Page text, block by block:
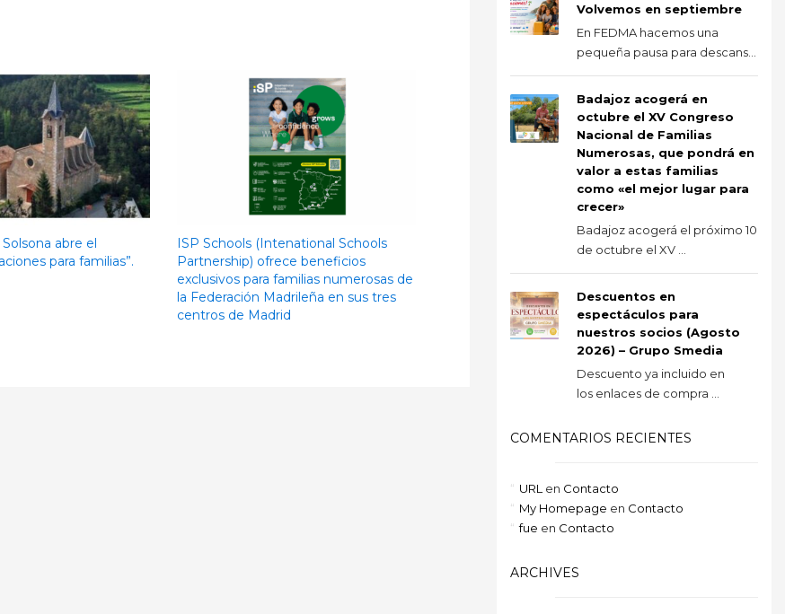
abre el
para familias”.
ISP Schools (Intenational Schools
Partnership) ofrece beneficios
exclusivos para familias numerosas de
la Federación Madrileña en sus tres
centros de Madrid
Volvemos en septiembre
En FEDMA hacemos una
pequeña pausa para descans...
Badajoz acogerá en
octubre el XV Congreso
Nacional de Familias
Numerosas, que pondrá en
valor a estas familias
como «el mejor lugar para
crecer»
Badajoz acogerá el próximo 10
de octubre el XV ...
Descuentos en
espectáculos para
nuestros socios (Agosto
2026) – Grupo Smedia
Descuento ya incluido en
los enlaces de compra ...
COMENTARIOS RECIENTES
URL en Contacto
My Homepage en Contacto
fue en Contacto
ARCHIVES